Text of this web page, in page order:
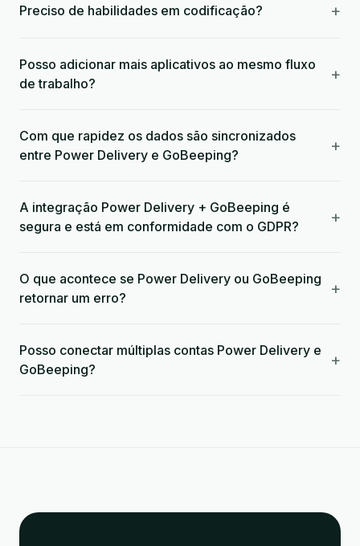
Preciso de habilidades em codificação? +
Posso adicionar mais aplicativos ao mesmo fluxo
de trabalho?
+
Com que rapidez os dados são sincronizados
entre Power Delivery e GoBeeping?
+
A integração Power Delivery + GoBeeping é
segura e está em conformidade com o GDPR?
+
O que acontece se Power Delivery ou GoBeeping
retornar um erro?
+
Posso conectar múltiplas contas Power Delivery e
GoBeeping?
+